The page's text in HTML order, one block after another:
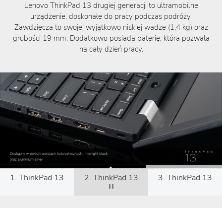
Lenovo ThinkPad 13 drugiej generacji to ultramobilne
urządzenie, doskonałe do pracy podczas podróży.
Zawdzięcza to swojej wyjątkowo niskiej wadze (1,4 kg) oraz
grubości 19 mm. Dodatkowo posiada baterię, która pozwala
na cały dzień pracy.
1. ThinkPad 13 2. ThinkPad 13 3. ThinkPad 13